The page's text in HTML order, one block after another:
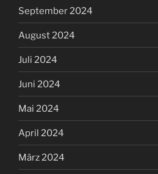
September 2024
August 2024
Juli 2024
Juni 2024
Mai 2024
April 2024
März 2024